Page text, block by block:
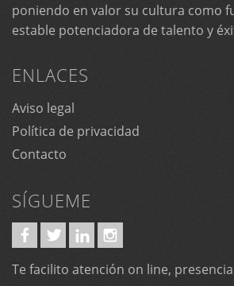
poniendo en valor su cultura como
estable potenciadora de talento y
ENLACES
Aviso legal
Política de privacidad
Contacto
SÍGUEME
Te facilito atención on line,